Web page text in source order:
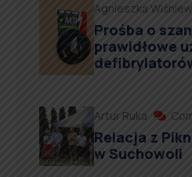
Agnieszka
Prośba o
prawidłowe
Artur Ruka
Relacja z
w Suchowoli